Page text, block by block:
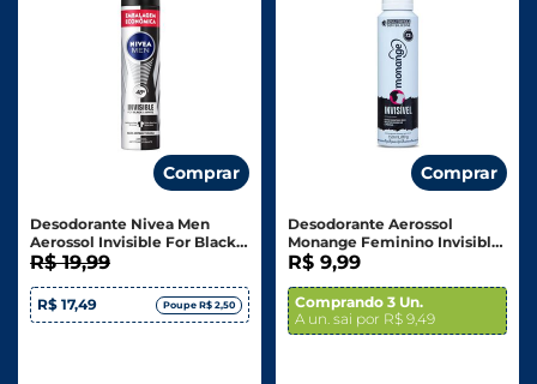
Comprar
Desodorante Nivea Men
Aerossol Invisible For Black
& White Embalagem
Econômica 200ml
R$ 19,99
R$ 17,49 Poupe R$ 2,50
Comprar
Desodorante Aerossol
Monange Feminino Invisible
150ml
R$ 9,99
Comprando 3 Un.
A un. sai por R$ 9,49